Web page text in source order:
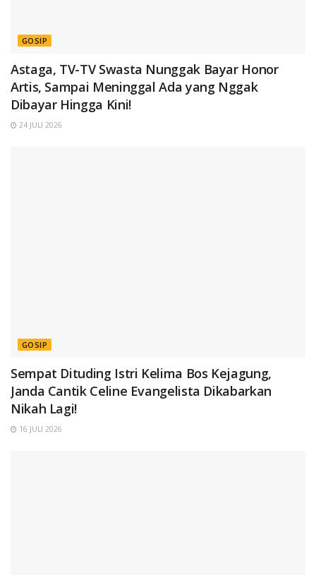
GOSIP
Astaga, TV-TV Swasta Nunggak Bayar Honor
Artis, Sampai Meninggal Ada yang Nggak
Dibayar Hingga Kini!
24 JULI 2026
GOSIP
Sempat Dituding Istri Kelima Bos Kejagung,
Janda Cantik Celine Evangelista Dikabarkan
Nikah Lagi!
16 JULI 2026